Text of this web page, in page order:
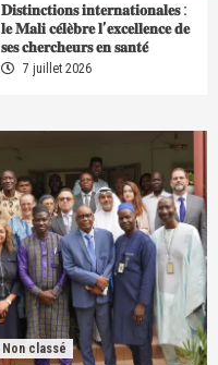
𝐃𝐢𝐬𝐭𝐢𝐧𝐜𝐭𝐢𝐨𝐧𝐬 𝐢𝐧𝐭𝐞𝐫𝐧𝐚𝐭𝐢𝐨𝐧𝐚𝐥𝐞𝐬 :
𝐥𝐞 𝐌𝐚𝐥𝐢 𝐜𝐞́𝐥𝐞̀𝐛𝐫𝐞 𝐥’𝐞𝐱𝐜𝐞𝐥𝐥𝐞𝐧𝐜𝐞 𝐝𝐞
𝐬𝐞𝐬 𝐜𝐡𝐞𝐫𝐜𝐡𝐞𝐮𝐫𝐬 𝐞𝐧 𝐬𝐚𝐧𝐭𝐞́
7 juillet 2026
Non classé